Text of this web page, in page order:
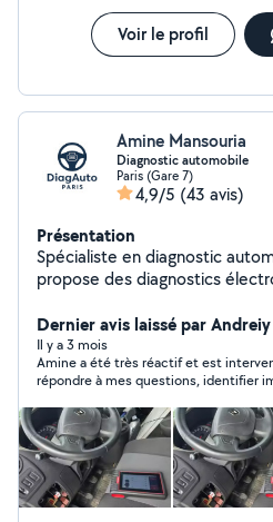
Voir le profil
Amine Mansouria
Diagnostic automobile
Paris (Gare 7)
4,9/5 (43 avis)
Présentation
Spécialiste en diagnostic
propose des diagnostics
effacement des défauts,
systèmes (moteur, ABS,
clair et détaillé remis à chaque client.
disponibles : diagnostic rapide,
contrôle complet. Intervention à domicile ou sur rendez-
vous, 7j/7. Sérieux, réactif et économique une
alternative fiable aux garages
zéro sept 88 82 99 41
Dernier avis laissé par
Il y a 3 mois
Amine a été très réactif et est
répondre à mes questions, identifier
efficace et très gentil, je le